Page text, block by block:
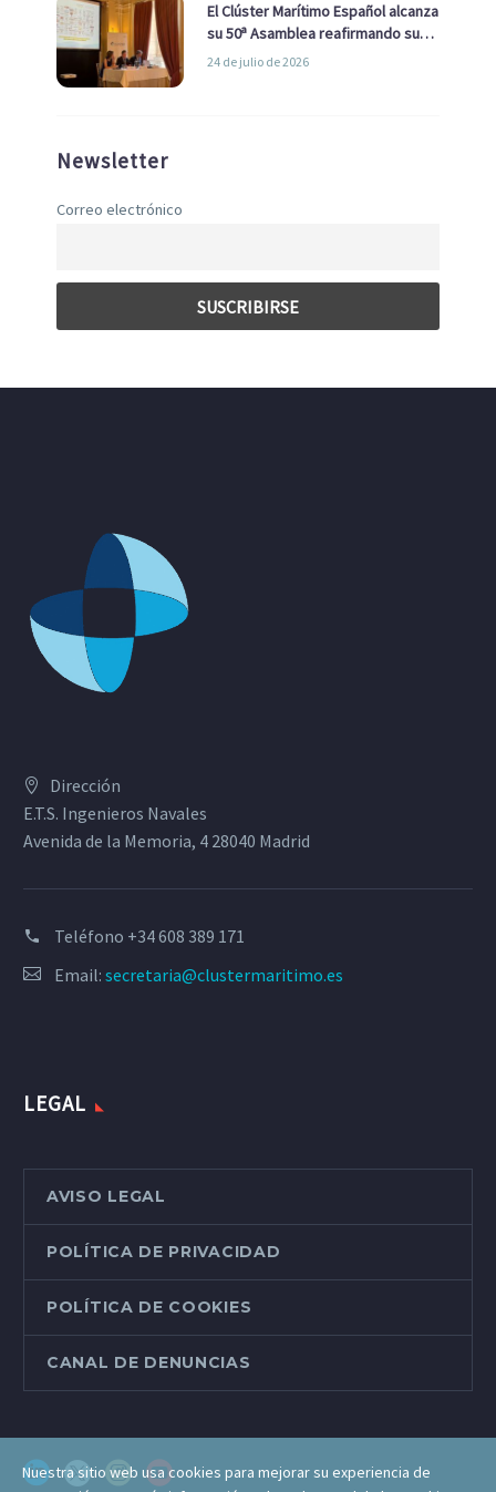
El Clúster Marítimo Español alcanza
su 50ª Asamblea reafirmando su
liderazgo en la Economía Azul
24 de julio de 2026
Newsletter
Correo electrónico
Dirección
E.T.S. Ingenieros Navales
Avenida de la Memoria, 4 28040 Madrid
Teléfono +34 608 389 171
Email: secretaria@clustermaritimo.es
LEGAL
AVISO LEGAL
POLÍTICA DE PRIVACIDAD
POLÍTICA DE COOKIES
CANAL DE DENUNCIAS
Nuestra sitio web usa cookies para mejorar su experiencia de